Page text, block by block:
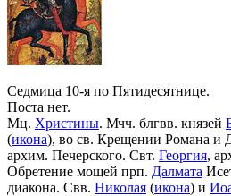
Седмица 10-я по Пятидесятнице.
Поста нет.
Мц. Христины. Мчч. блгвв. князей
(икона), во св. Крещении Романа и
архим. Печерского. Свт. Георгия,
Обретение мощей прп. Далмата
диакона. Свв. Николая (икона) и